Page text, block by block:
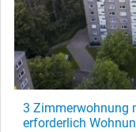
3 Zimmerwohnung
erforderlich